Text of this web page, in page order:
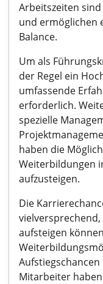
Arbeitszeiten
und ermöglichen
Balance.
Um als
der Regel ein
umfassende
erforderlich.
spezielle
haben die
Weiterbildungen
aufzusteigen.
Die
aufsteigen
Mitarbeiter